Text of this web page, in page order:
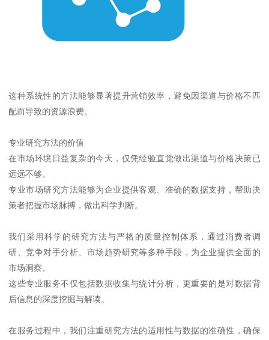
这种系统性的方法能够显著提升营销效率，避免因渠道与价格不匹
配而导致的资源浪费。
专业研究方法的价值
在市场环境日益复杂的今天，仅凭经验直觉做出渠道与价格决策已
远远不够。
专业市场研究方法能够为企业提供客观、准确的数据支持，帮助决
策者把握市场脉搏，做出科学判断。
我们采用科学的研究方法与严格的质量控制体系，通过消费者调
研、竞争对手分析、市场趋势研究等多种手段，为企业提供全面的
市场洞察。
这些专业服务不仅包括数据收集与统计分析，更重要的是对数据背
后信息的深度挖掘与解读。
在服务过程中，我们注重研究方法的适用性与数据的准确性，确保